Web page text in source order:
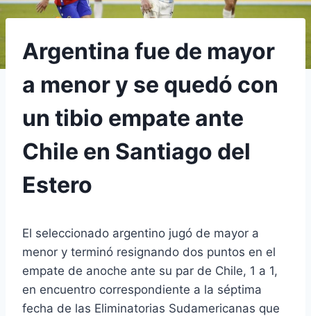
Argentina fue de mayor
a menor y se quedó con
un tibio empate ante
Chile en Santiago del
Estero
El seleccionado argentino jugó de mayor a
menor y terminó resignando dos puntos en el
empate de anoche ante su par de Chile, 1 a 1,
en encuentro correspondiente a la séptima
fecha de las Eliminatorias Sudamericanas que